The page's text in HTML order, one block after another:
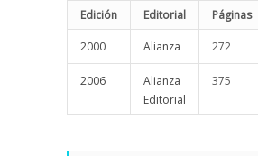
Edición Editorial Páginas
2000 Alianza 272
2006
Alianza
Editorial
375